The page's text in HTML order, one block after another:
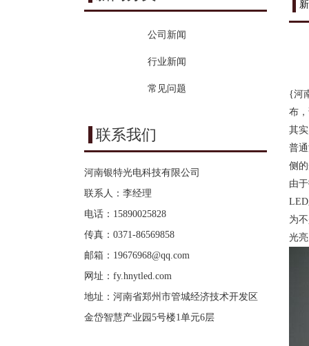
公司新闻
行业新闻
常见问题
联系我们
河南银特光电科技有限公司
联系人：李经理
电话：15890025828
传真：0371-86569858
邮箱： 19676968@qq.com
网址： fy.hnytled.com
地址：河南省郑州市管城经济技术开发区
金岱智慧产业园5号楼1单元6层
{河
布
其
普
侧
由
为
光